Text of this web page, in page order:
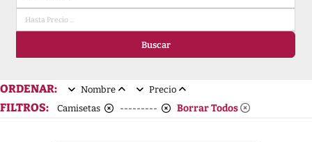
Buscar
ORDENAR: Nombre Precio
FILTROS: Camisetas --------- Borrar Todos